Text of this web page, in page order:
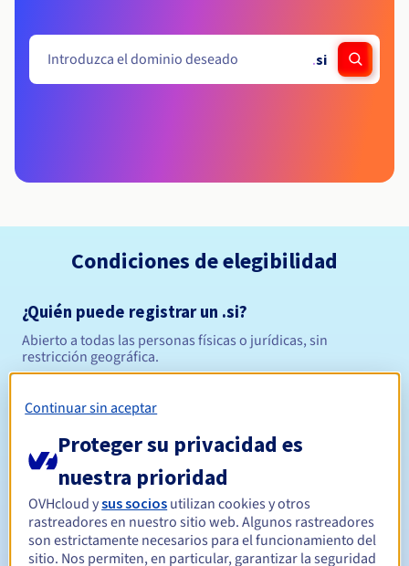
.si
Condiciones de elegibilidad
¿Quién puede registrar un .si?
Abierto a todas las personas físicas o jurídicas, sin
restricción geográfica.
Período de registro Entre 1 y 4 años
Período de renovación Entre 1 y 4 años
Continuar sin aceptar
Proteger su privacidad es
nuestra prioridad
OVHcloud ysus socios utilizan cookies y otros
rastreadores en nuestro sitio web. Algunos rastreadores
son estrictamente necesarios para el funcionamiento del
sitio. Nos permiten, en particular, garantizar la seguridad